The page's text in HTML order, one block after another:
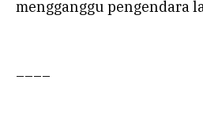
mengganggu pengendara